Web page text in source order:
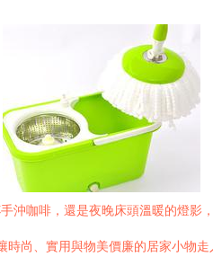
沖咖啡，還是夜晚床頭溫暖的燈
時尚、實用與物美價廉的居家小